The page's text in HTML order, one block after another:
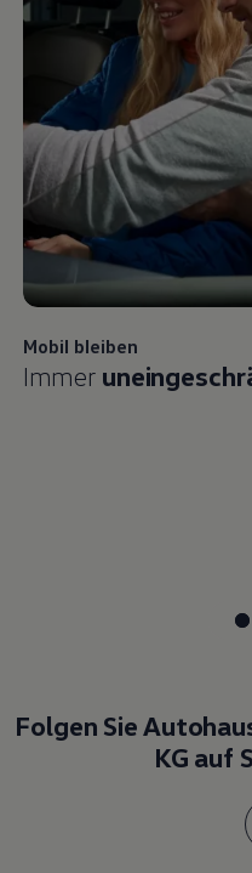
Mobil bleiben
Immer
Folgen Sie
KG auf